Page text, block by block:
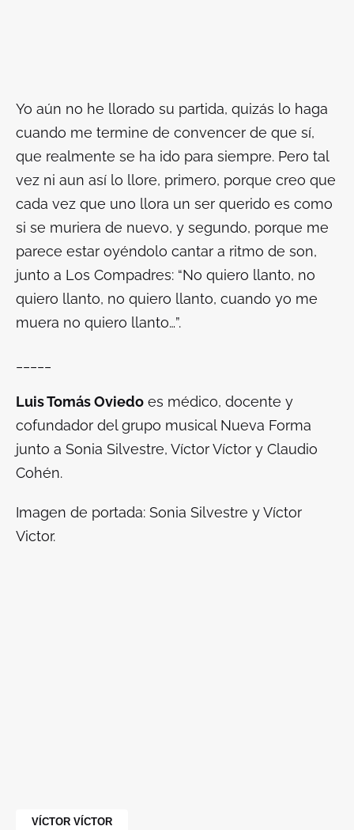
Yo aún no he llorado su partida, quizás lo haga
cuando me termine de convencer de que sí,
que realmente se ha ido para siempre. Pero tal
vez ni aun así lo llore, primero, porque creo que
cada vez que uno llora un ser querido es como
si se muriera de nuevo, y segundo, porque me
parece estar oyéndolo cantar a ritmo de son,
junto a Los Compadres: “No quiero llanto, no
quiero llanto, no quiero llanto, cuando yo me
muera no quiero llanto…”.
Luis Tomás Oviedo es médico, docente y
cofundador del grupo musical Nueva Forma
junto a Sonia Silvestre, Víctor Víctor y Claudio
Cohén.
Imagen de portada: Sonia Silvestre y Víctor
Victor.
VÍCTOR VÍCTOR